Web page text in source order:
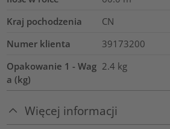
Kraj pochodzenia
CN
Numer klienta
39173200
Opakowanie 1 - Wag
a (kg)
2.4 kg
Więcej informacji